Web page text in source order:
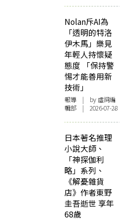
Nolan斥AI為
「透明的特洛
伊木馬」樂見
年輕人持懷疑
態度 「保持警
惕才能善用新
技術」
報導 | by 虛詞編
輯部 | 2026-07-28
日本著名推理
小說大師、
「神探伽利
略」系列、
《解憂雜貨
店》作者東野
圭吾逝世 享年
68歲